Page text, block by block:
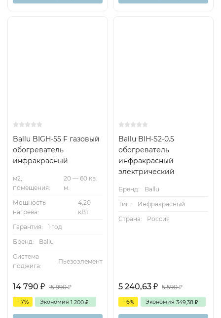
Ballu BIGH-55 F газовый
обогреватель
инфракрасный
м2,
помещения:
20 — 60 кв.
м.
Мощность
нагрева:
4,20
кВт
Гарантия:
1 год
Бренд:
Ballu
Система
поджига:
Пьезоэлемент
14 790 ₽ 15 990₽
- 7% Экономия 1 200 ₽
Ballu BIH-S2-0.5
обогреватель
инфракрасный
электрический
Бренд:
Ballu
Тип.:
Инфракрасный
Страна:
Россия
5 240,63 ₽ 5 590₽
- 6% Экономия 349,38 ₽